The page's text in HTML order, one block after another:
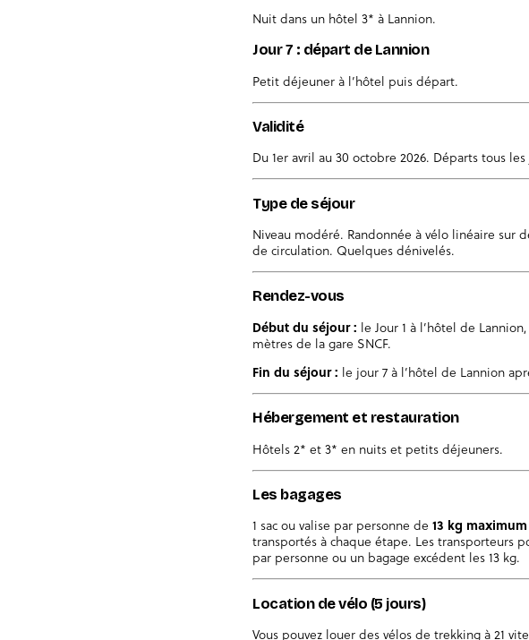
Nuit dans un hôtel 3* à Lannion.
Jour 7 : départ de Lannion
Petit déjeuner à l’hôtel puis départ.
Validité
Du 1er avril au 30 octobre 2026. Départs tous
Type de séjour
Niveau modéré. Randonnée à vélo linéaire sur
de circulation. Quelques dénivelés.
Rendez-vous
Début du séjour : le Jour 1 à l’hôtel de
mètres de la gare SNCF.
Fin du séjour : le jour 7 à l’hôtel de Lannion
Hébergement et restauration
Hôtels 2* et 3* en nuits et petits déjeuners.
Les bagages
1 sac ou valise par personne de 13 kg maximum
transportés à chaque étape. Les transporteurs
par personne ou un bagage excédent les 13 kg.
Location de vélo (5 jours)
Vous pouvez louer des vélos de trekking à 21